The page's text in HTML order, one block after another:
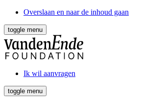
Overslaan en naar de inhoud gaan
toggle menu
Ik wil aanvragen
toggle menu